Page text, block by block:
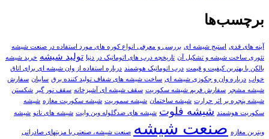
برچسب‌ها
آینه های قدی استیج شیشه ای بررسی و معرفی انواع کوره های مورد استفاده در صنعت شیشه
تئوری ساخت شیشه و تشکیل آن تاریخچه درب های اتوماتیک در دنیا تولید شیشه خرید شیشه
بالکن با بهترین کیفیت و قیمت درب اتوماتیک هوشمند درباره استفاده از وان شیشه ای برای اتاق
خواب درباره وان و جکوزی شیشه ای ساخت شیشه های شفاف تولید کننده برق سایبان سفارش
شيشه مشجر
سفارش فریم شیشه سکوریت سقف شیشه ای آشپزخانه سقف نور گیر
شکستن
شیشه پنجره بر اثر حرارت شیشه ساختمان شیشه سموریت شیشه سکوریت مغازه شیشه
سکوریت هوشمند
شیشه فلوت شیشه های ضدگلوله وین وایت شیشه های‌ نانو شیشه
ویترین مغازه صنعت شیشه صنعت شیشه، صنعتی با مزیتهای صادراتی